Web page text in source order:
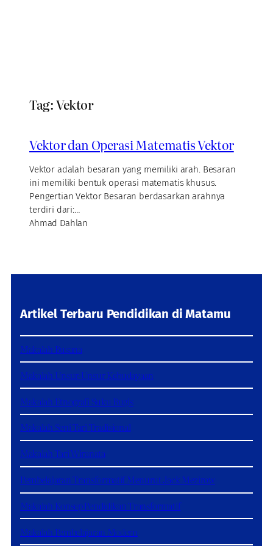
Tag:Vektor
Vektor dan Operasi Matematis Vektor
Vektor adalah besaran yang memiliki arah. Besaran
ini memiliki bentuk operasi matematis khusus.
Pengertian Vektor Besaran berdasarkan arahnya
terdiri dari:…
Ahmad Dahlan
Artikel Terbaru Pendidikan di Matamu
Makalah Busana
Makalah Unsur-Unsur Kebudayaan
Makalah Etnografi Suku Bugis
Makalah Seni Tari Tradisional
Makalah Tari Wiranata
Pembelajaran Transformatif Menurut Jack Mezirow
Makalah Konsep Pendidikan Transformatif
Makalah Pembelajaran Modern